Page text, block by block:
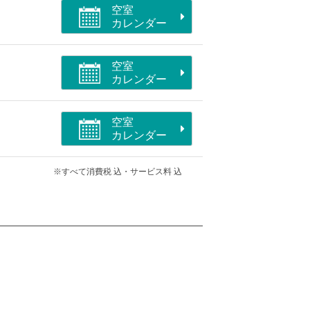
空室
カレンダー
空室
カレンダー
空室
カレンダー
※すべて消費税 込・サービス料 込